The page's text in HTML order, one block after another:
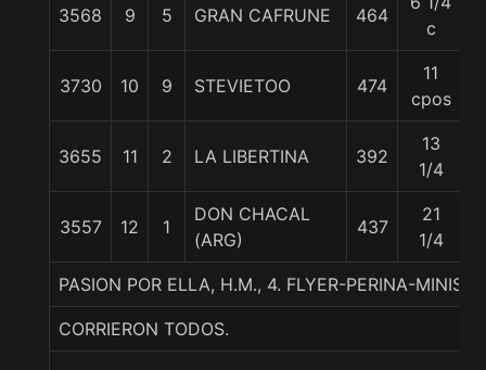
3568 9 5 GRAN CAFRUNE 464
c
3730 10 9 STEVIETOO 474
11
cpos
3655 11 2 LA LIBERTINA 392
13
1/4
3557 12 1
DON CHACAL
(ARG)
437
21
1/4
PASION POR ELLA, H.M., 4. FLYER-PERINA-
CORRIERON TODOS.